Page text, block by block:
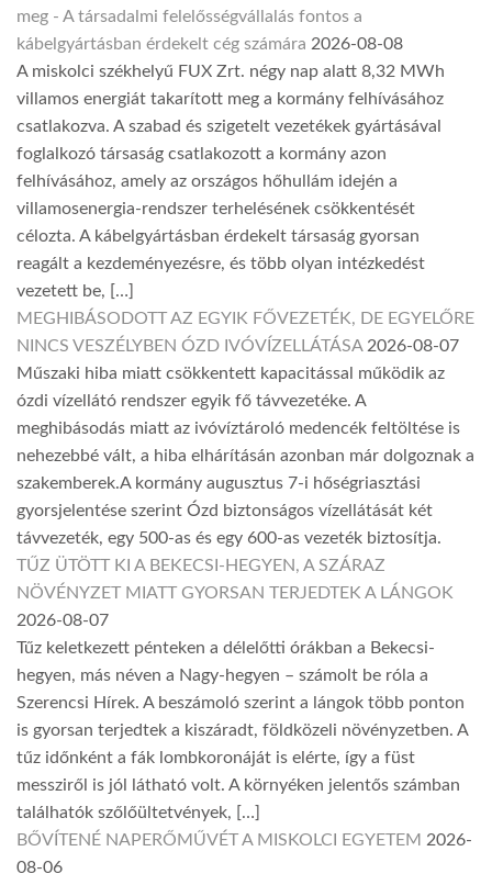
meg - A társadalmi felelősségvállalás fontos a
kábelgyártásban érdekelt cég számára 2026-08-08
A miskolci székhelyű FUX Zrt. négy nap alatt 8,32 MWh
villamos energiát takarított meg a kormány felhívásához
csatlakozva. A szabad és szigetelt vezetékek gyártásával
foglalkozó társaság csatlakozott a kormány azon
felhívásához, amely az országos hőhullám idején a
villamosenergia-rendszer terhelésének csökkentését
célozta. A kábelgyártásban érdekelt társaság gyorsan
reagált a kezdeményezésre, és több olyan intézkedést
vezetett be, […]
MEGHIBÁSODOTT AZ EGYIK FŐVEZETÉK, DE EGYELŐRE
NINCS VESZÉLYBEN ÓZD IVÓVÍZELLÁTÁSA 2026-08-07
Műszaki hiba miatt csökkentett kapacitással működik az
ózdi vízellátó rendszer egyik fő távvezetéke. A
meghibásodás miatt az ivóvíztároló medencék feltöltése is
nehezebbé vált, a hiba elhárításán azonban már dolgoznak a
szakemberek.A kormány augusztus 7-i hőségriasztási
gyorsjelentése szerint Ózd biztonságos vízellátását két
távvezeték, egy 500-as és egy 600-as vezeték biztosítja.
TŰZ ÜTÖTT KI A BEKECSI-HEGYEN, A SZÁRAZ
NÖVÉNYZET MIATT GYORSAN TERJEDTEK A LÁNGOK
2026-08-07
Tűz keletkezett pénteken a délelőtti órákban a Bekecsi-
hegyen, más néven a Nagy-hegyen – számolt be róla a
Szerencsi Hírek. A beszámoló szerint a lángok több ponton
is gyorsan terjedtek a kiszáradt, földközeli növényzetben. A
tűz időnként a fák lombkoronáját is elérte, így a füst
messziről is jól látható volt. A környéken jelentős számban
találhatók szőlőültetvények, […]
BŐVÍTENÉ NAPERŐMŰVÉT A MISKOLCI EGYETEM 2026-
08-06